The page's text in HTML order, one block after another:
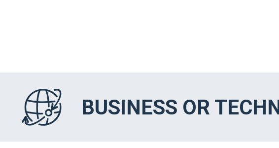
BUSINESS OR